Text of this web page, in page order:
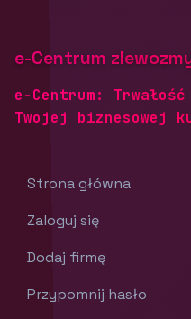
e-Centrum
e-Centrum:
Twojej biznesowej
Strona główna
Zaloguj się
Dodaj firmę
Przypomnij hasło